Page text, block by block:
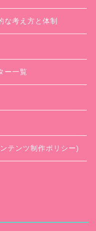
な考え方と体制
ー一覧
テンツ制作ポリシー)